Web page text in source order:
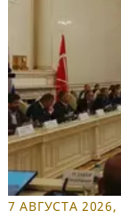
7 АВГУСТА 2026,